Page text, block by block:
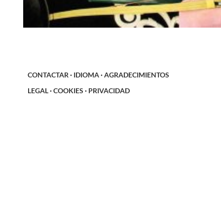
CONTACTAR · IDIOMA·AGRADECIMIENTOS
LEGAL·COOKIES · PRIVACIDAD